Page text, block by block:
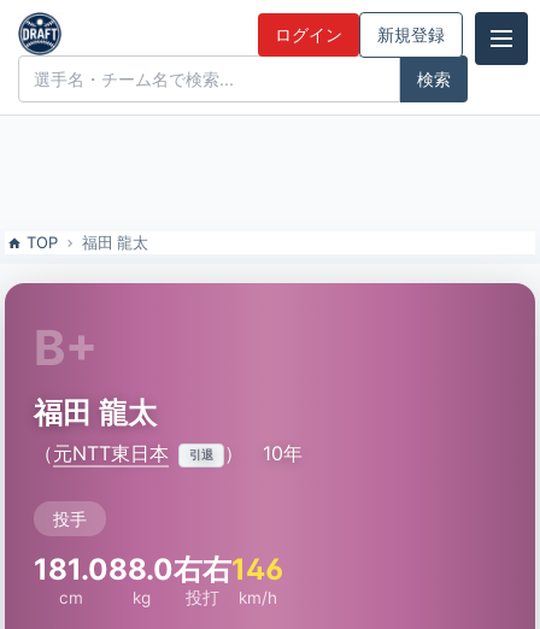
福田 龍太（元NTT東日本）の特徴とドラフト評価 | ドラフト候補とみ
んなの評価
ドラフト候補とみんなの評価 ログイン 新規登録
TOP 福田 龍太
B+
福田 龍太
（元NTT東日本 引退 ） 10年
投手
181.0
cm
88.0
kg
右右
投打
146
km/h